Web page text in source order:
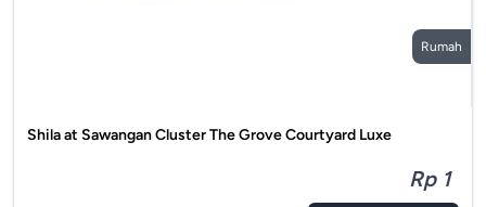
Rumah
Shila at Sawangan Cluster The Grove Courtyard Luxe
Rp 1